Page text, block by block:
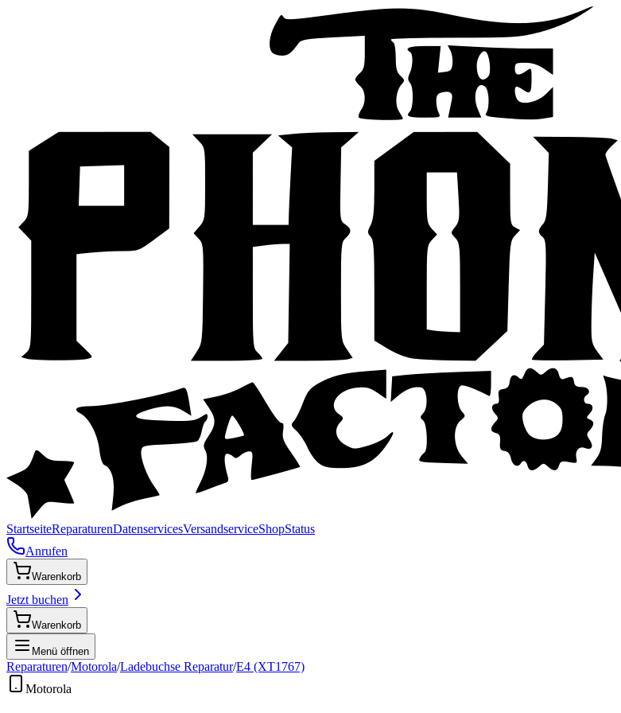
StartseiteReparaturenDatenservicesVersandserviceShopStatus
Anrufen
Warenkorb
Jetzt buchen
Warenkorb
Menü öffnen
Reparaturen/Motorola/Ladebuchse Reparatur/E4 (XT1767)
Motorola